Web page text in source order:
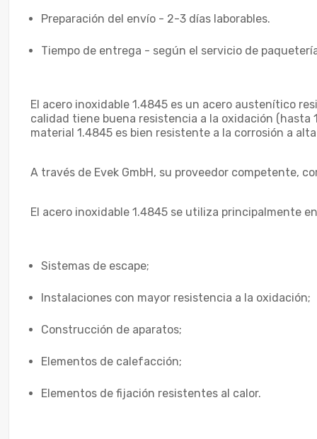
Preparación del envío - 2-3 días laborables.
Tiempo de entrega - según el servicio de
El acero inoxidable 1.4845 es un acero austenítico
calidad tiene buena resistencia a la oxidación (hasta
material 1.4845 es bien resistente a la corrosión a
A través de Evek GmbH, su proveedor competente,
El acero inoxidable 1.4845 se utiliza principalmente
Sistemas de escape;
Instalaciones con mayor resistencia a la oxidación;
Construcción de aparatos;
Elementos de calefacción;
Elementos de fijación resistentes al calor.